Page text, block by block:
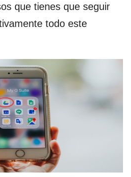
que tienes que seguir
todo este